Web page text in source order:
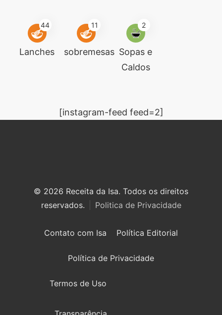
44
Lanches
11
sobremesas
2
Sopas e
Caldos
[instagram-feed feed=2]
© 2026 Receita da Isa. Todos os direitos
reservados.
Politica de Privacidade
Contato com Isa Política Editorial
Política de Privacidade
Termos de Uso